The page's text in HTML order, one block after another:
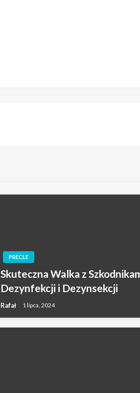
PRECLE
Skuteczna Walka z
Dezynfekcji i Dezynsekcji
Rafał 1 lipca, 2024